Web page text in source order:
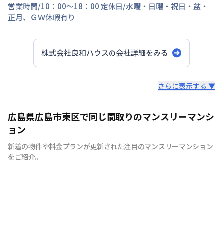
営業時間/10：00～18：00 定休日/水曜・日曜・祝日・盆・
正月、ＧＷ休暇有り
株式会社良和ハウスの会社詳細をみる
広島のマンスリーマンション“エールマンスリー広島”は、
中国地方で管理物件戸数 NO.1の良和ハウスが運営展開す
るマンスリーマンションです。 豊富な物件の中から厳選
したお部屋にお洒落な家具や質のよい家電を装備。 イン
テリアやサービスにも拘った地元密着企業ならではの柔軟
さらに表示する ▼
広島県広島市東区で同じ間取りのマンスリーマンシ
ョン
新着の物件や料金プランが更新された注目のマンスリーマンション
をご紹介。